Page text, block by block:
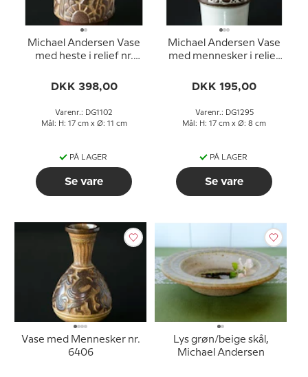
Michael Andersen Vase
med heste i relief nr.
DKK 398,00
Varenr.: DG1102
Mål: H: 17 cm x Ø: 11 cm
PÅ LAGER
Se vare
Michael Andersen Vase
med mennesker i relief
DKK 195,00
Varenr.: DG1295
Mål: H: 17 cm x Ø: 8 cm
PÅ LAGER
Se vare
Vase med Mennesker nr.
6406
Lys grøn/beige skål,
Michael Andersen